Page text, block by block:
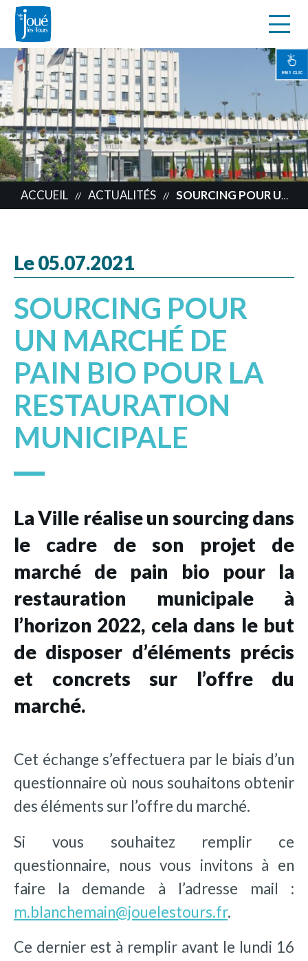
Aller
contenu
principal
EN 1 CLIC
ACCUEIL // ACTUALITÉS // SOURCING POUR UN MARCHÉ DE PAIN BIO POUR LA RESTAURATION MUNICIPALE
Le 05.07.2021
SOURCING POUR
UN MARCHÉ DE
PAIN BIO POUR LA
RESTAURATION
MUNICIPALE
La Ville réalise un sourcing dans
le cadre de son projet de
marché de pain bio pour la
restauration municipale à
l’horizon 2022, cela dans le but
de disposer d’éléments précis
et concrets sur l’offre du
marché.
Cet échange s’effectuera par le biais d’un
questionnaire où nous souhaitons obtenir
des éléments sur l’offre du marché.
Si vous souhaitez remplir ce
questionnaire, nous vous invitons à en
faire la demande à l’adresse mail :
m.blanchemain@jouelestours.fr.
Ce dernier est à remplir avant le lundi 16